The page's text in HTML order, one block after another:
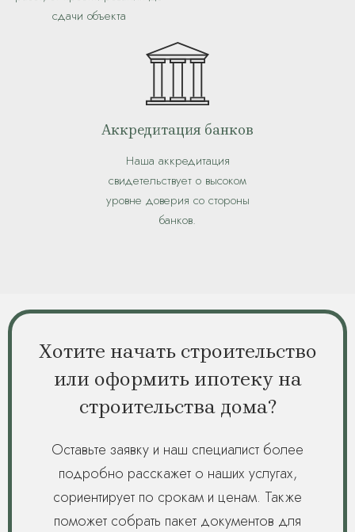
сдачи объекта
Аккредитация банков
Наша аккредитация
свидетельствует о высоком
уровне доверия со стороны
банков.
Хотите начать строительство
или оформить ипотеку на
строительства дома?
Оставьте заявку и наш специалист более
подробно расскажет о наших услугах,
сориентирует по срокам и ценам. Также
поможет собрать пакет документов для